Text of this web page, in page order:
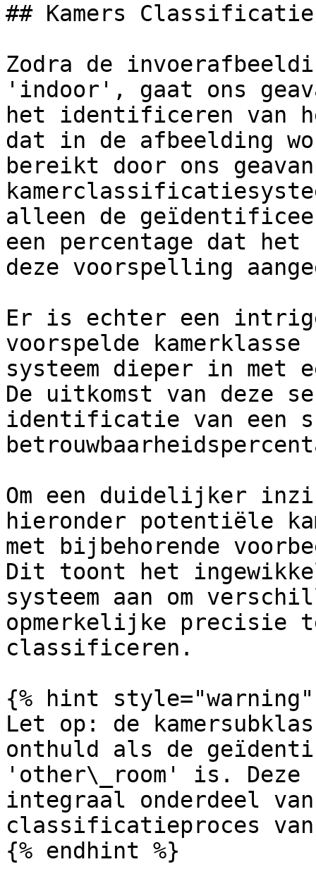
## Kamers Classificatie
Zodra de
'indoor', gaat ons
het identificeren van
dat in de afbeelding
bereikt door ons
alleen de
een percentage dat het
deze voorspelling
Er is echter een
voorspelde
systeem dieper in
De uitkomst van deze
identificatie van een
Om een duidelijker
hieronder potentiële
met bijbehorende
Dit toont het
systeem aan om
opmerkelijke precisie
classificeren.
{% hint style="warning"
Let op: de
onthuld als de
'other\_room' is.
integraal onderdeel van
classificatieproces van
{% endhint %}